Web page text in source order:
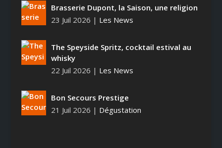
Brasserie Dupont, la Saison, une religion
23 Juil 2026 | Les News
The Speyside Spritz, cocktail estival au
whisky
22 Juil 2026 | Les News
Bon Secours Prestige
21 Juil 2026 | Dégustation